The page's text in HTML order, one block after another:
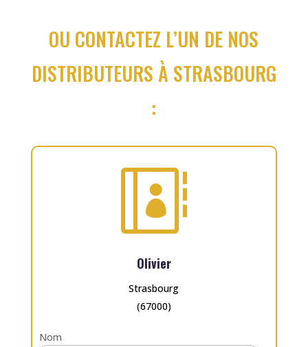
OU CONTACTEZ L’UN DE NOS
DISTRIBUTEURS À STRASBOURG
:

Olivier
Strasbourg
(67000)
Nom